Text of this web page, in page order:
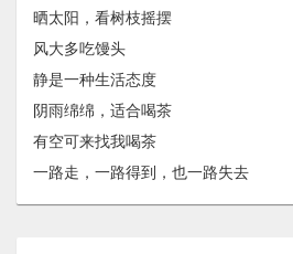
晒太阳，看树枝摇摆
风大多吃馒头
静是一种生活态度
阴雨绵绵，适合喝茶
有空可来找我喝茶
一路走，一路得到，也一路失去